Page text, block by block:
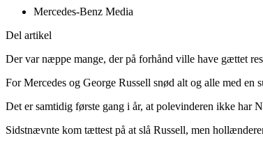
Mercedes-Benz Media
Del artikel
Der var næppe mange, der på forhånd ville have gættet
For Mercedes og George Russell snød alt og alle med
Det er samtidig første gang i år, at polevinderen ikke har
Sidstnævnte kom tættest på at slå Russell, men